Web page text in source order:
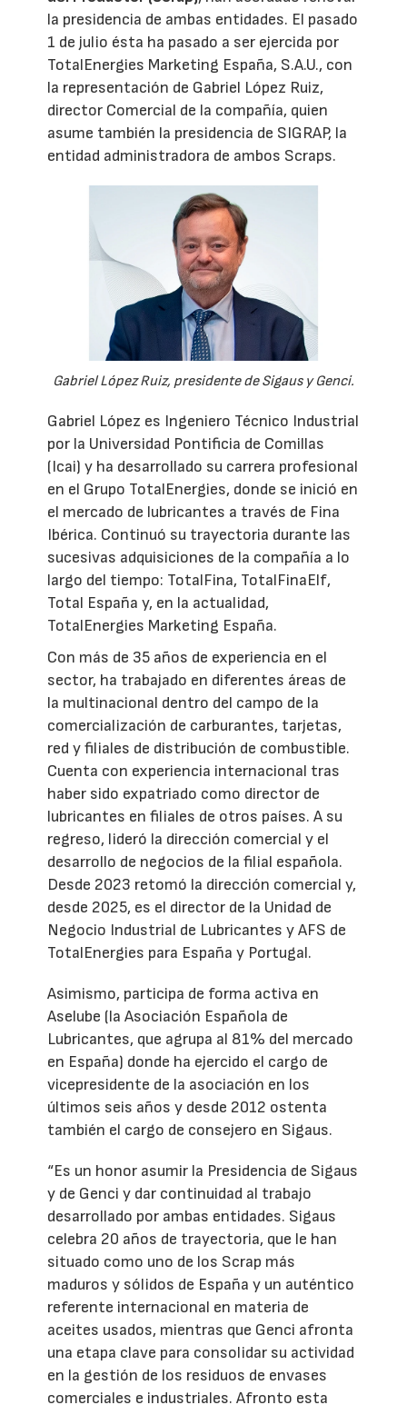
la presidencia de ambas entidades. El pasado
1 de julio ésta ha pasado a ser ejercida por
TotalEnergies Marketing España, S.A.U., con
la representación de Gabriel López Ruiz,
director Comercial de la compañía, quien
asume también la presidencia de SIGRAP, la
entidad administradora de ambos Scraps.
Gabriel López Ruiz, presidente de Sigaus y Genci.
Gabriel López es Ingeniero Técnico Industrial
por la Universidad Pontificia de Comillas
(Icai) y ha desarrollado su carrera profesional
en el Grupo TotalEnergies, donde se inició en
el mercado de lubricantes a través de Fina
Ibérica. Continuó su trayectoria durante las
sucesivas adquisiciones de la compañía a lo
largo del tiempo: TotalFina, TotalFinaElf,
Total España y, en la actualidad,
TotalEnergies Marketing España.
Con más de 35 años de experiencia en el
sector, ha trabajado en diferentes áreas de
la multinacional dentro del campo de la
comercialización de carburantes, tarjetas,
red y filiales de distribución de combustible.
Cuenta con experiencia internacional tras
haber sido expatriado como director de
lubricantes en filiales de otros países. A su
regreso, lideró la dirección comercial y el
desarrollo de negocios de la filial española.
Desde 2023 retomó la dirección comercial y,
desde 2025, es el director de la Unidad de
Negocio Industrial de Lubricantes y AFS de
TotalEnergies para España y Portugal.
Asimismo, participa de forma activa en
Aselube (la Asociación Española de
Lubricantes, que agrupa al 81% del mercado
en España) donde ha ejercido el cargo de
vicepresidente de la asociación en los
últimos seis años y desde 2012 ostenta
también el cargo de consejero en Sigaus.
“Es un honor asumir la Presidencia de Sigaus
y de Genci y dar continuidad al trabajo
desarrollado por ambas entidades. Sigaus
celebra 20 años de trayectoria, que le han
situado como uno de los Scrap más
maduros y sólidos de España y un auténtico
referente internacional en materia de
aceites usados, mientras que Genci afronta
una etapa clave para consolidar su actividad
en la gestión de los residuos de envases
comerciales e industriales. Afronto esta